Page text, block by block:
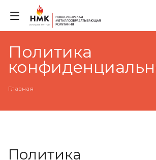
Политика
Главная
Политика